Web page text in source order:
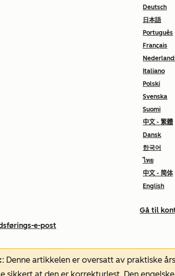
Deutsch
日本語
Português
Français
Italiano
Polski
Svenska
Suomi
中文 - 繁體
Dansk
한국어
ไทย
中文 - 简体
English
Gå til
e-post
: Denne artikkelen er oversatt av praktiske